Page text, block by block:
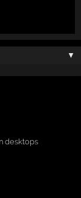
▼
desktops